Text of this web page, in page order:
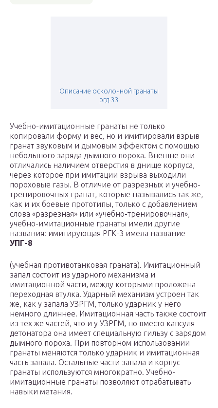
Описание осколочной гранаты
ргд-33
Учебно-имитационные гранаты не только
копировали форму и вес, но и имитировали взрыв
гранат звуковым и дымовым эффектом с помощью
небольшого заряда дымного пороха. Внешне они
отличались наличием отверстия в днище корпуса,
через которое при имитации взрыва выходили
пороховые газы. В отличие от разрезных и учебно-
тренировочных гранат, которые назывались так же,
как и их боевые прототипы, только с добавлением
слова «разрезная» или «учебно-тренировочная»,
учебно-имитационные гранаты имели другие
названия: имитирующая РГК-3 имела название
УПГ-8
(учебная противотанковая граната). Имитационный
запал состоит из ударного механизма и
имитационной части, между которыми проложена
переходная втулка. Ударный механизм устроен так
же, как у запала УЗРГМ, только ударник у него
немного длиннее. Имитационная часть также состоит
из тех же частей, что и у УЗРГМ, но вместо капсуля-
детонатора она имеет специальную гильзу с зарядом
дымного пороха. При повторном использовании
гранаты меняются только ударник и имитационная
часть запала. Остальные части запала и корпус
гранаты используются многократно. Учебно-
имитационные гранаты позволяют отрабатывать
навыки метания.